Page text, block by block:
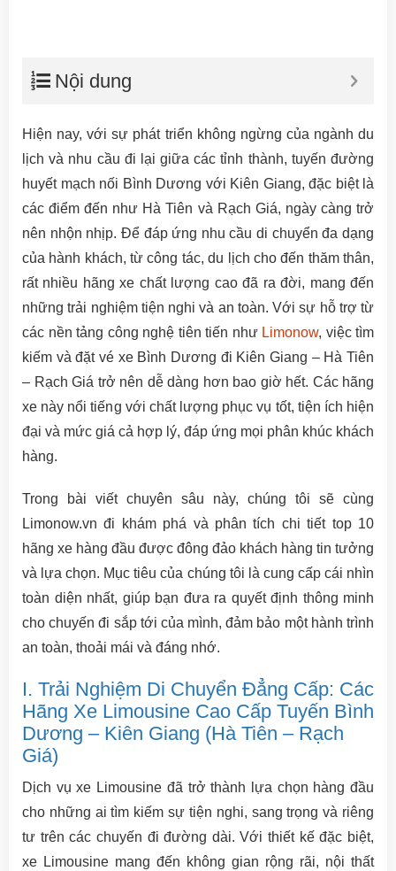
Nội dung
Hiện nay, với sự phát triển không ngừng của ngành du
lịch và nhu cầu đi lại giữa các tỉnh thành, tuyến đường
huyết mạch nối Bình Dương với Kiên Giang, đặc biệt là
các điểm đến như Hà Tiên và Rạch Giá, ngày càng trở
nên nhộn nhịp. Để đáp ứng nhu cầu di chuyển đa dạng
của hành khách, từ công tác, du lịch cho đến thăm thân,
rất nhiều hãng xe chất lượng cao đã ra đời, mang đến
những trải nghiệm tiện nghi và an toàn. Với sự hỗ trợ từ
các nền tảng công nghệ tiên tiến như Limonow, việc tìm
kiếm và đặt vé xe Bình Dương đi Kiên Giang – Hà Tiên
– Rạch Giá trở nên dễ dàng hơn bao giờ hết. Các hãng
xe này nổi tiếng với chất lượng phục vụ tốt, tiện ích hiện
đại và mức giá cả hợp lý, đáp ứng mọi phân khúc khách
hàng.
Trong bài viết chuyên sâu này, chúng tôi sẽ cùng
Limonow.vn đi khám phá và phân tích chi tiết top 10
hãng xe hàng đầu được đông đảo khách hàng tin tưởng
và lựa chọn. Mục tiêu của chúng tôi là cung cấp cái nhìn
toàn diện nhất, giúp bạn đưa ra quyết định thông minh
cho chuyến đi sắp tới của mình, đảm bảo một hành trình
an toàn, thoải mái và đáng nhớ.
I. Trải Nghiệm Di Chuyển Đẳng Cấp: Các
Hãng Xe Limousine Cao Cấp Tuyến Bình
Dương – Kiên Giang (Hà Tiên – Rạch
Giá)
Dịch vụ xe Limousine đã trở thành lựa chọn hàng đầu
cho những ai tìm kiếm sự tiện nghi, sang trọng và riêng
tư trên các chuyến đi đường dài. Với thiết kế đặc biệt,
xe Limousine mang đến không gian rộng rãi, nội thất